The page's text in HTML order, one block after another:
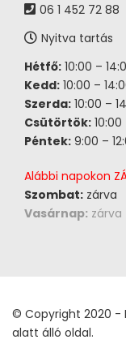
06 1 452 72 88
Nyitva tartás
Hétfő: 10:00 –
Kedd: 10:00 –
Szerda: 10:00 –
Csütörtök: 10:00
Péntek: 9:00 –
Alábbi napokon
Szombat: zárva
Vasárnap: zárva
© Copyright 2020 -
alatt álló oldal.